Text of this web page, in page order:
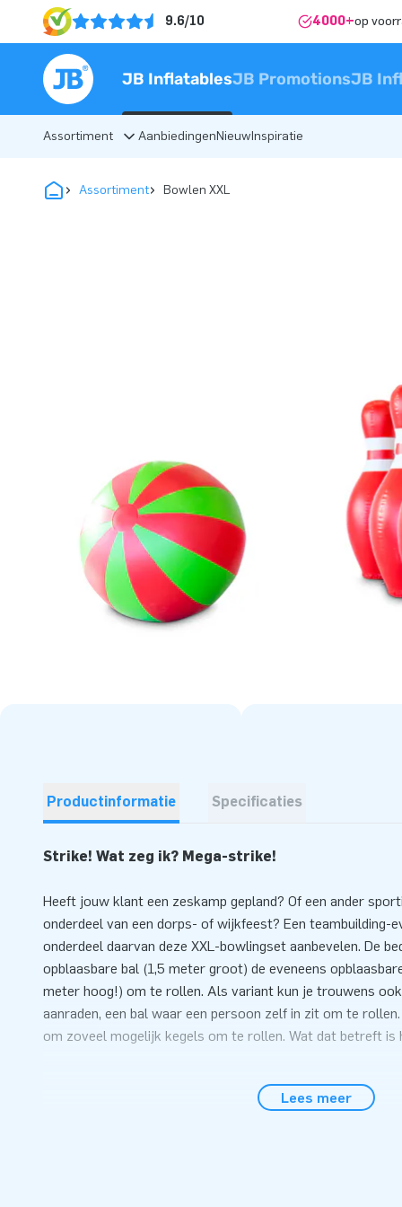
9.6/10 4000+op
JB InflatablesJB PromotionsJB
Assortiment AanbiedingenNieuwInspiratie
Assortiment Bowlen XXL
Productinformatie Specificaties
Strike! Wat zeg ik? Mega-strike!
Heeft jouw klant een zeskamp gepland? Of een ander
onderdeel van een dorps- of wijkfeest? Een teambuilding-
onderdeel daarvan deze XXL-bowlingset aanbevelen. De
opblaasbare bal (1,5 meter groot) de eveneens
meter hoog!) om te rollen. Als variant kun je trouwens
aanraden, een bal waar een persoon zelf in zit om te
om zoveel mogelijk kegels om te rollen. Wat dat betreft is
Binnen 10 minuten aan het XXL-bowlen
Lees meer